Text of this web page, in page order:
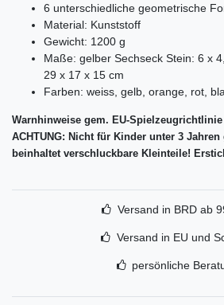
6 unterschiedliche geometrische
Material: Kunststoff
Gewicht: 1200 g
Maße: gelber Sechseck Stein: 6 x
29 x 17 x 15 cm
Farben: weiss, gelb, orange, rot,
Warnhinweise gem. EU-Spielzeugrichtlinie
ACHTUNG: Nicht für Kinder unter 3 Jahren
beinhaltet verschluckbare Kleinteile!
Versand in BRD ab
Versand in EU und
persönliche